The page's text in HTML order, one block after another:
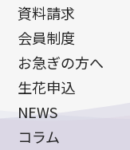
資料請求
会員制度
お急ぎの方へ
生花申込
NEWS
コラム